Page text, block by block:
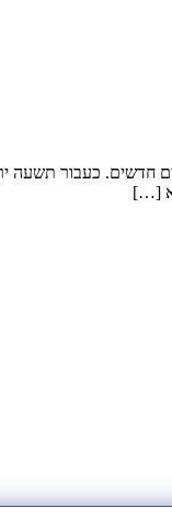
חדשים. כעבור
[…]